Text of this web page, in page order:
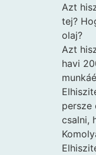
Azt
tej?
olaj?
Azt
havi
persze
csalni,